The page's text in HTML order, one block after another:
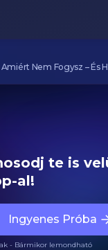
Amiért Nem Fogysz – És
te is
al!
Ingyenes Próba
- Bármikor lemondható